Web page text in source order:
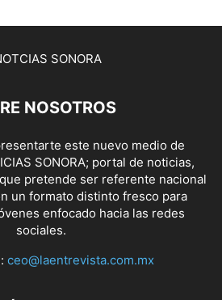
NOSOTROS
este nuevo medio de
SONORA; portal de noticias,
pretende ser referente nacional
un formato distinto fresco para
enfocado hacia las redes
sociales.
ceo@laentrevista.com.mx